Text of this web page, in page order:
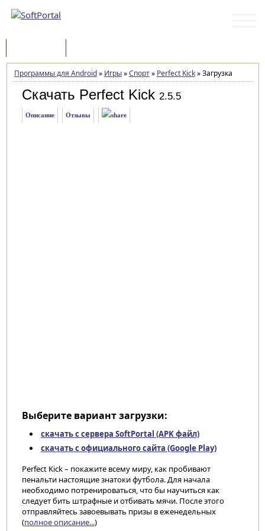
Программы для Android» Игры»Спорт» Perfect Kick»Загрузка
Скачать Perfect Kick 2.5.5
Описание Отзывы
Выберите вариант загрузки:
скачать с сервера SoftPortal (APK файл)
скачать с официального сайта (Google Play)
Perfect Kick – покажите всему миру, как пробивают
пенальти настоящие знатоки футбола. Для начала
необходимо потренироваться, что бы научиться как
следует бить штрафные и отбивать мячи. После этого
отправляйтесь завоевывать призы в еженедельных
(полное описание...)